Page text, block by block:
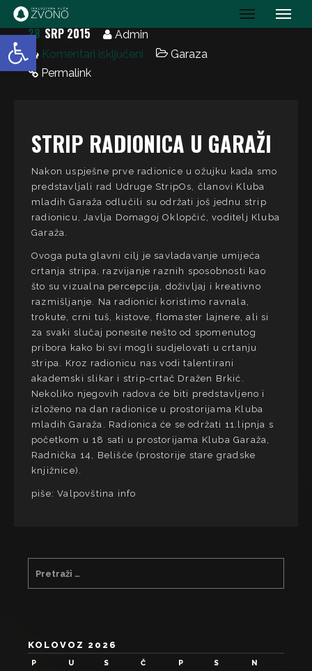
Open toolbar IK Zvono
28 SRP 2015
Admin
Komentari isključeni
Garaza
Permalink
STRIP RADIONICA U GARAŽI
Nakon uspješne prve radionice u ožujku kada smo
predstavljali rad Udruge StripOs, članovi Kluba
mladih Garaža odlučili su održati još jednu strip
radionicu, Javlja Domagoj Oklopčić, voditelj Kluba
Garaža.
Ovoga puta glavni cilj je savladavanje umijeća
crtanja stripa, razvijanje raznih sposobnosti kao
što su vizualna percepcija, doživljaj i kreativno
razmišljanje. Na radionici koristimo ravnala,
trokute, crni tuš, kistove, flomaster lajnere, ali si
za svaki slučaj ponesite nešto od spomenutog
pribora kako bi svi mogli sudjelovati u crtanju
stripa. Kroz radionicu nas vodi talentirani
akademski slikar i strip-crtač Dražen Brkić.
Nekoliko njegovih radova će biti predstavljeno i
izloženo na dan radionice u prostorijama Kluba
mladih Garaža. Radionica će se održati 11.lipnja s
početkom u 18 sati u prostorijama Kluba Garaža,
Radnička 14, Belišće (prostorije stare gradske
knjižnice).
piše: Valpovština info
KOLOVOZ 2026
P U S Č P S N